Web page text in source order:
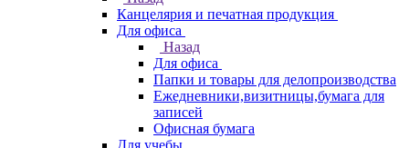
Канцелярия и печатная продукция
Для офиса
Назад
Для офиса
Папки и товары для делопроизводства
Ежедневники,визитницы,бумага для
записей
Офисная бумага
Для учебы